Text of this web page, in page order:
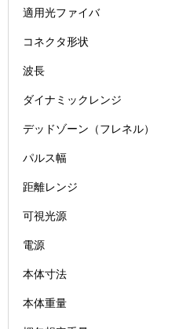
適用光ファイバ
コネクタ形状
波長
ダイナミックレンジ
デッドゾーン（フレネル）
パルス幅
距離レンジ
可視光源
電源
本体寸法
本体重量